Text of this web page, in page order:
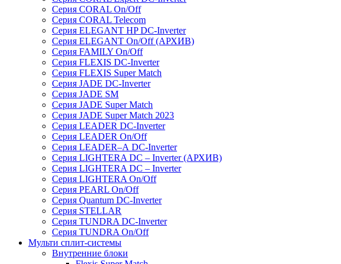
Серия CORAL On/Off
Серия CORAL Telecom
Серия ELEGANT HP DC-Inverter
Серия ELEGANT On/Off (АРХИВ)
Серия FAMILY On/Off
Серия FLEXIS DC-Inverter
Серия FLEXIS Super Match
Серия JADE DC-Inverter
Серия JADE SM
Серия JADE Super Match
Серия JADE Super Match 2023
Серия LEADER DC-Inverter
Серия LEADER On/Off
Серия LEADER–А DC-Inverter
Серия LIGHTERA DC – Inverter (АРХИВ)
Серия LIGHTERA DC – Inverter
Серия LIGHTERA On/Off
Серия PEARL On/Off
Серия Quantum DC-Inverter
Серия STELLAR
Серия TUNDRA DC-Inverter
Серия TUNDRA On/Off
Мульти сплит-системы
Внутренние блоки